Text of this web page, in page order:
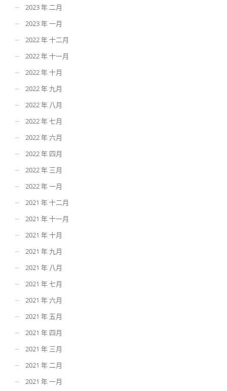
2023 年 二月
2023 年 一月
2022 年 十二月
2022 年 十一月
2022 年 十月
2022 年 九月
2022 年 八月
2022 年 七月
2022 年 六月
2022 年 四月
2022 年 三月
2022 年 一月
2021 年 十二月
2021 年 十一月
2021 年 十月
2021 年 九月
2021 年 八月
2021 年 七月
2021 年 六月
2021 年 五月
2021 年 四月
2021 年 三月
2021 年 二月
2021 年 一月